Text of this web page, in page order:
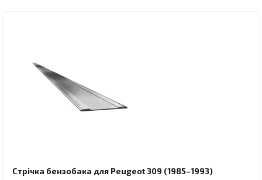
Стрічка бензобака для Peugeot 309 (1985–1993)